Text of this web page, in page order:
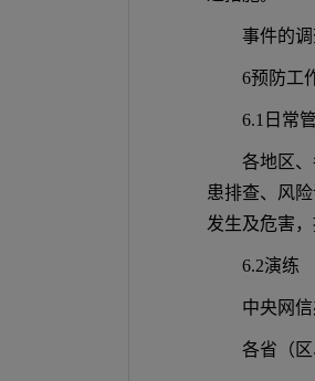
事件的
6预防工
6.1日常
各地区
患排查、风
发生及危害
6.2演练
中央网
各省（